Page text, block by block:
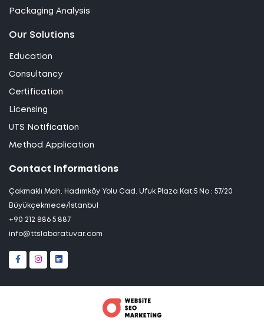
Packaging Analysis
Our Solutions
Education
Consultancy
Certification
Licensing
UTS Notification
Method Application
Contact Informations
Çakmaklı Mah. Hadımköy Yolu Cad. Ufuk Plaza Kat:5 No : 57/20
Büyükçekmece/İstanbul
+90 212 886 5 887
info@ttslaboratuvar.com